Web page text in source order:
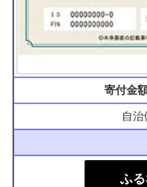
寄付金
自
ふ